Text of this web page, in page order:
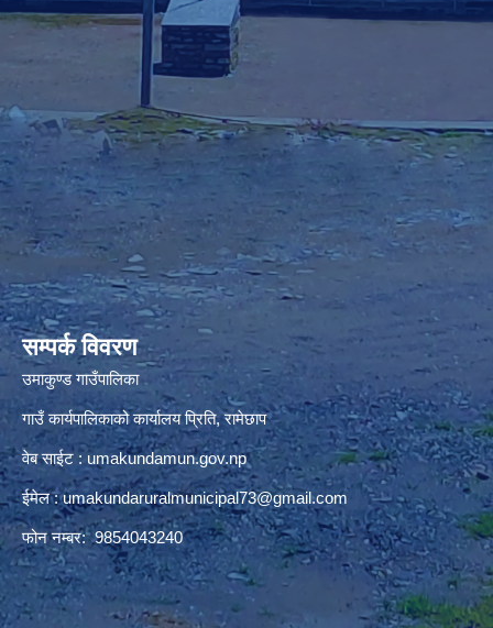
premium bootstrap themes
सम्पर्क विवरण
उमाकुण्ड गाउँपालिका
गाउँ कार्यपालिकाको कार्यालय प्रिति, रामेछाप
वेब साईट : umakundamun.gov.np
ईमेल :umakundaruralmunicipal73@gmail.com
फोन नम्बर: 9854043240